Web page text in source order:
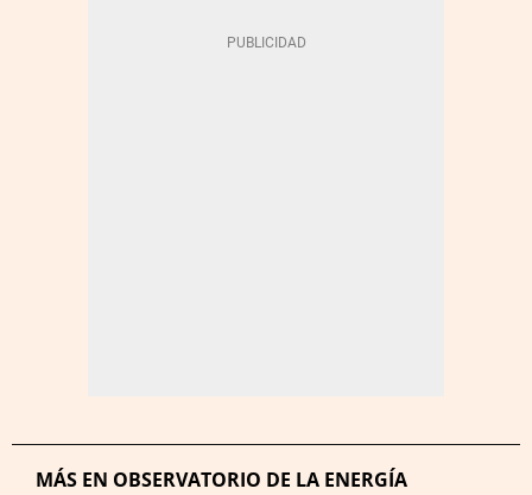
MÁS EN OBSERVATORIO DE LA ENERGÍA